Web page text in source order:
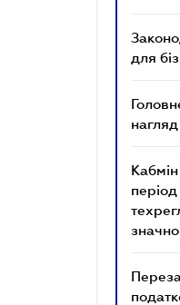
для